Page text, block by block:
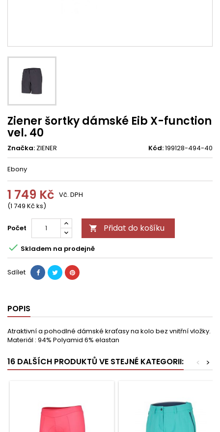
Ziener šortky dámské Eib X-function
vel. 40
Značka: ZIENER Kód:199128-494-40
Ebony
1 749 Kč
(1 749 Kč ks)
Vč. DPH
Počet  Přidat do košíku
 Skladem na prodejně
Sdílet
POPIS
Atraktivní a pohodlné dámské kraťasy na kolo bez vnitřní vložky.
Materiál : 94% Polyamid 6% elastan
16 DALŠÍCH PRODUKTŮ VE STEJNÉ KATEGORII: >
<